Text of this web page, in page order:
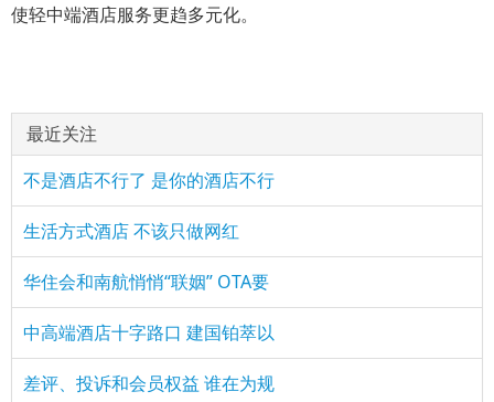
使轻中端酒店服务更趋多元化。
最近关注
不是酒店不行了 是你的酒店不行
生活方式酒店 不该只做网红
华住会和南航悄悄“联姻” OTA要
中高端酒店十字路口 建国铂萃以
差评、投诉和会员权益 谁在为规